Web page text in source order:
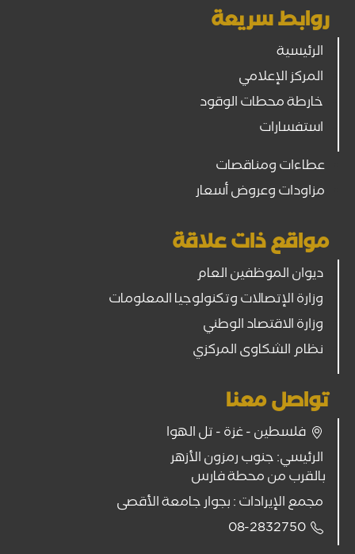
روابط سريعة
الرئيسية
المركز الإعلامي
خارطة محطات الوقود
استفسارات
عطاءات ومناقصات
مزاودات وعروض أسعار
مواقع ذات علاقة
ديوان الموظفين العام
وزارة الإتصالات وتكنولوجيا المعلومات
وزارة الاقتصاد الوطني
نظام الشكاوى المركزي
تواصل معنا
فلسطين - غزة - تل الهوا
الرئيسي: جنوب رمزون الأزهر
بالقرب من محطة فارس
مجمع الإيرادات : بجوار جامعة الأقصى
08-2832750